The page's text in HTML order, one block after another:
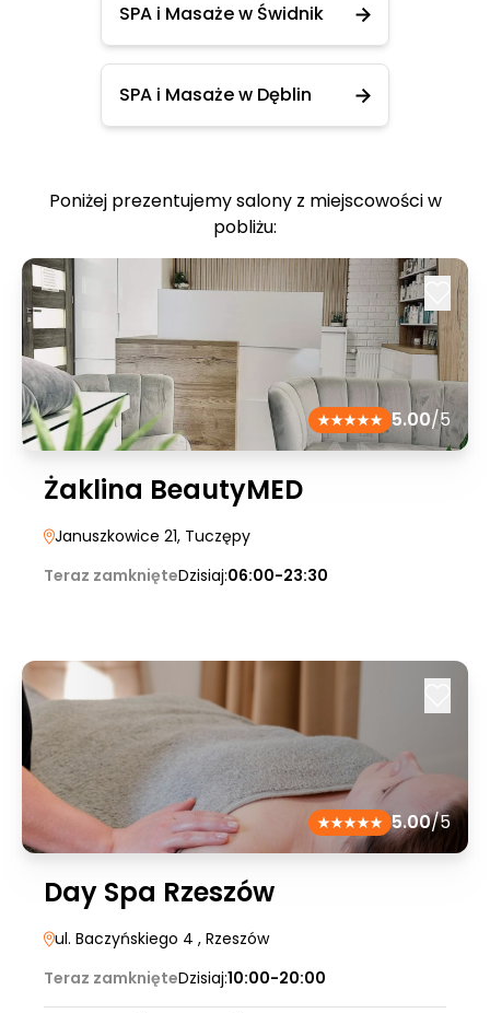
SPA i Masaże w Świdnik
SPA i Masaże w Dęblin
Poniżej prezentujemy salony z miejscowości w
pobliżu:
5.00/5
Żaklina BeautyMED
Januszkowice 21, Tuczępy
Teraz zamknięteDzisiaj:06:00-23:30
5.00/5
Day Spa Rzeszów
ul. Baczyńskiego 4 , Rzeszów
Teraz zamknięteDzisiaj:10:00-20:00